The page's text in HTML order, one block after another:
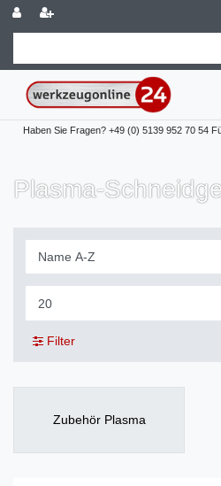
Haben Sie Fragen? +49 (0) 5139 952 70 54
Plasma-
Filter
Zubehör Plasma